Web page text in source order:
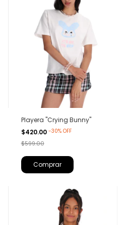
Playera "Crying Bunny"
$420.00 -30% OFF
$599.00
Comprar